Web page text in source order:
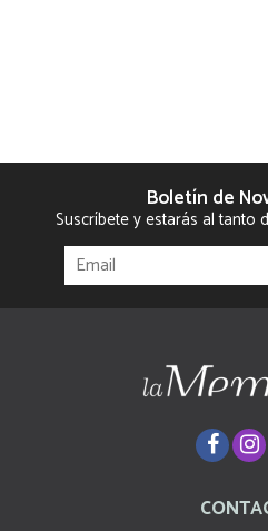
Boletín de
Suscríbete y estarás al tanto